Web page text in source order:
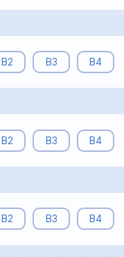
В2 В3 В4
В2 В3 В4
В2 В3 В4